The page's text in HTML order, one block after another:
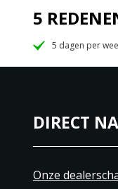
5
5 dagen per
DIRECT
Onze